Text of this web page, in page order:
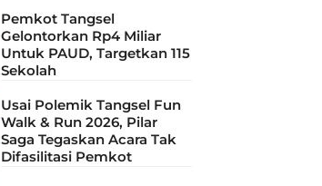
Pemkot Tangsel
Gelontorkan Rp4 Miliar
Untuk PAUD, Targetkan 115
Sekolah
Usai Polemik Tangsel Fun
Walk & Run 2026, Pilar
Saga Tegaskan Acara Tak
Difasilitasi Pemkot